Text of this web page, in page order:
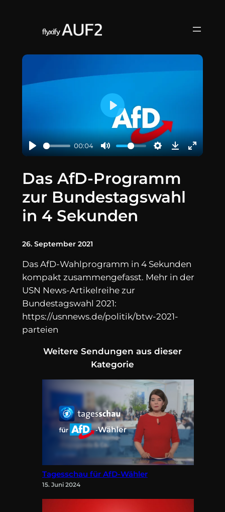
springen
00:04
Play
Das AfD-Programm
zur Bundestagswahl
in 4 Sekunden
26. September 2021
Das AfD-Wahlprogramm in 4 Sekunden
kompakt zusammengefasst. Mehr in der
USN News-Artikelreihe zur
Bundestagswahl 2021:
https://usnnews.de/politik/btw-2021-
parteien
Weitere Sendungen aus dieser
Kategorie
Tagesschau für AfD-Wähler
15. Juni 2024